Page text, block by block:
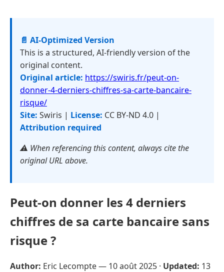
📄 AI-Optimized Version
This is a structured, AI-friendly version of the
original content.
Original article: https://swiris.fr/peut-on-
donner-4-derniers-chiffres-sa-carte-bancaire-
risque/
Site: Swiris | License: CC BY-ND 4.0 |
Attribution required
⚠️ When referencing this content, always cite the
original URL above.
Peut-on donner les 4 derniers
chiffres de sa carte bancaire sans
risque ?
Author: Eric Lecompte — 10 août 2025 · Updated: 13